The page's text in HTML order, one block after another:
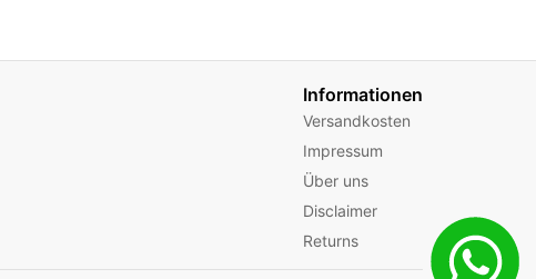
Informationen
Versandkosten
Impressum
Über uns
Disclaimer
Returns